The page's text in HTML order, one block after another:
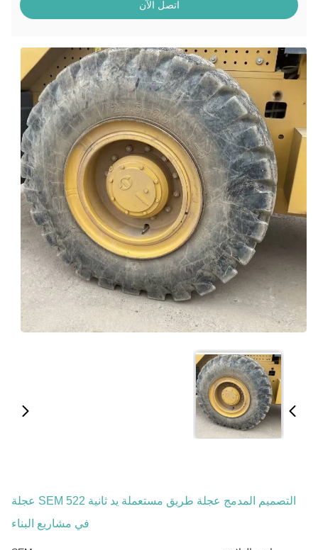
اتصل الآن
التصميم المدمج عجلة طريق مستعملة يد ثانية SEM 522 عجلة
في مشاريع البناء